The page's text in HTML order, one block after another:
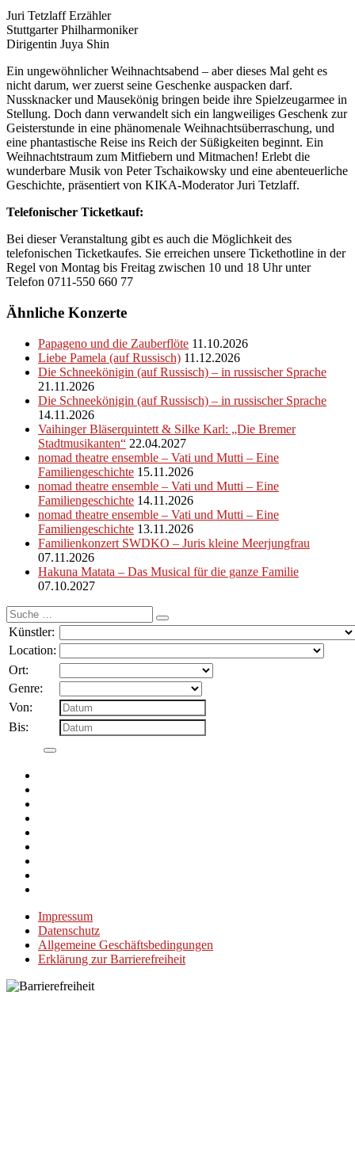
Juri Tetzlaff Erzähler
Stuttgarter Philharmoniker
Dirigentin Juya Shin
Ein ungewöhnlicher Weihnachtsabend – aber dieses Mal geht es
nicht darum, wer zuerst seine Geschenke auspacken darf.
Nussknacker und Mausekönig bringen beide ihre Spielzeugarmee in
Stellung. Doch dann verwandelt sich ein langweiliges Geschenk zur
Geisterstunde in eine phänomenale Weihnachtsüberraschung, und
eine phantastische Reise ins Reich der Süßigkeiten beginnt. Ein
Weihnachtstraum zum Mitfiebern und Mitmachen! Erlebt die
wunderbare Musik von Peter Tschaikowsky und eine abenteuerliche
Geschichte, präsentiert von KIKA-Moderator Juri Tetzlaff.
Telefonischer Ticketkauf:
Bei dieser Veranstaltung gibt es auch die Möglichkeit des
telefonischen Ticketkaufes. Sie erreichen unsere Tickethotline in der
Regel von Montag bis Freitag zwischen 10 und 18 Uhr unter
Telefon 0711-550 660 77
Ähnliche Konzerte
Papageno und die Zauberflöte 11.10.2026
Liebe Pamela (auf Russisch) 11.12.2026
Die Schneekönigin (auf Russisch) – in russischer Sprache
21.11.2026
Die Schneekönigin (auf Russisch) – in russischer Sprache
14.11.2026
Vaihinger Bläserquintett & Silke Karl: „Die Bremer
Stadtmusikanten“ 22.04.2027
nomad theatre ensemble – Vati und Mutti – Eine
Familiengeschichte 15.11.2026
nomad theatre ensemble – Vati und Mutti – Eine
Familiengeschichte 14.11.2026
nomad theatre ensemble – Vati und Mutti – Eine
Familiengeschichte 13.11.2026
Familienkonzert SWDKO – Juris kleine Meerjungfrau
07.11.2026
Hakuna Matata – Das Musical für die ganze Familie
07.10.2027
Suche
nach:
Künstler:
Location:
Ort:
Genre:
Von:
Bis:
Impressum
Datenschutz
Allgemeine Geschäftsbedingungen
Erklärung zur Barrierefreiheit